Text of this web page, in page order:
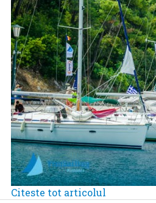
Citeste tot articolul